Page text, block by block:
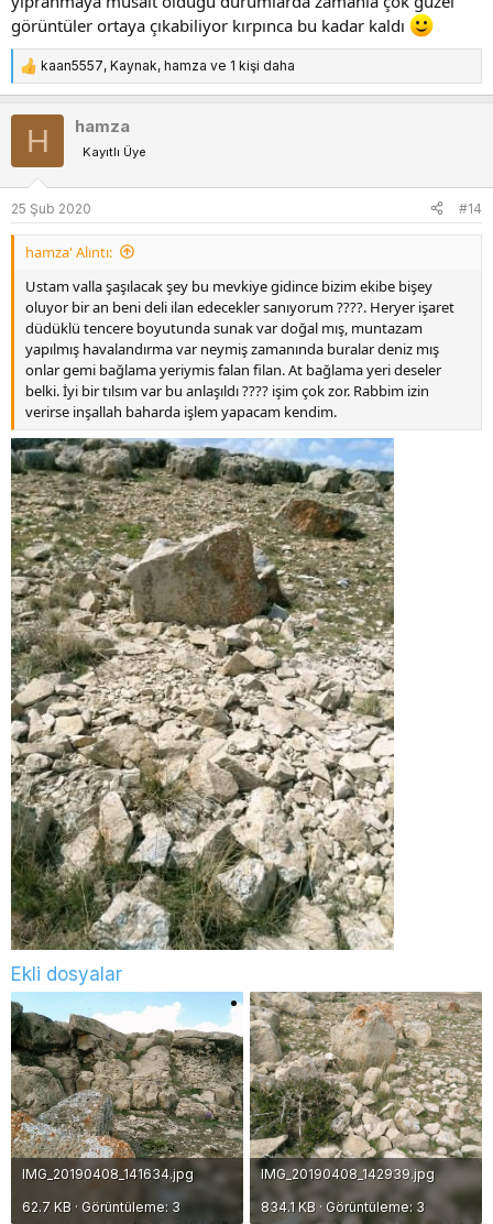
görüntüler ortaya çıkabiliyor kırpınca bu kadar kaldı
T
e
p
e
r
:
kaan5557, Kaynak, hamza ve 1 kişi daha
H hamza
Kayıtlı Üye
25 Şub 2020 #14
hamza' Alıntı:
Ustam valla şaşılacak şey bu mevkiye gidince bizim ekibe bişey
oluyor bir an beni deli ilan edecekler sanıyorum ????. Heryer işaret
düdüklü tencere boyutunda sunak var doğal mış, muntazam
yapılmış havalandırma var neymiş zamanında buralar deniz mış
onlar gemi bağlama yeriymis falan filan. At bağlama yeri deseler
belki. İyi bir tılsım var bu anlaşıldı ???? işim çok zor. Rabbim izin
verirse inşallah baharda işlem yapacam kendim.
Ekli dosyalar
IMG_20190408_141634.jpg
62.7 KB · Görüntüleme: 3
IMG_20190408_142939.jpg
834.1 KB · Görüntüleme: 3